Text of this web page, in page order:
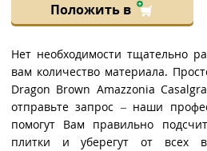
Положить в
Нет необходимости тщательно
вам количество материала.
Dragon Brown Amazzonia
отправьте запрос – наши
помогут Вам правильно
плитки и уберегут от всех